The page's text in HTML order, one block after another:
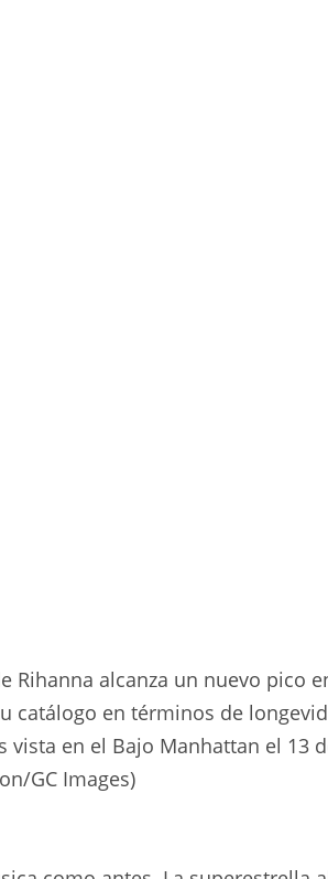
Rihanna alcanza un nuevo pico
en términos de
vista en el Bajo Manhattan el
GC Images)